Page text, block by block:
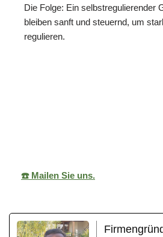
Die Folge: Ein selbstregulierender
bleiben sanft und steuernd, um
regulieren.
☎️ Mailen Sie uns.